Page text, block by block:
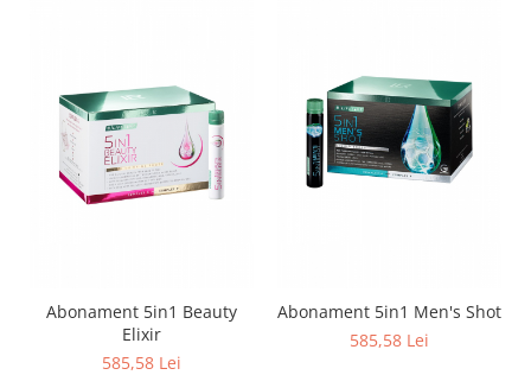
Abonament 5in1 Beauty
Elixir
585,58 Lei
Abonament 5in1 Men's Shot
585,58 Lei